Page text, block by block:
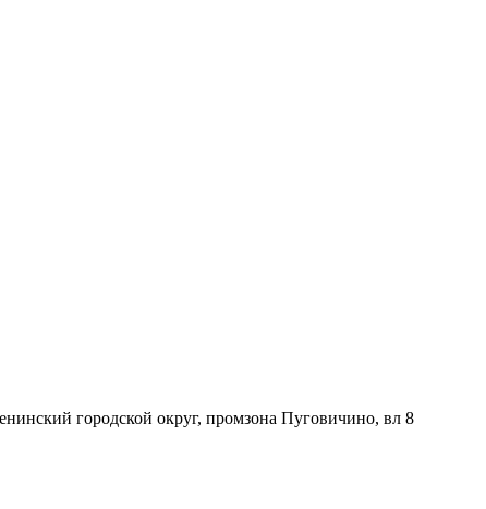
городской округ, промзона Пуговичино, вл 8